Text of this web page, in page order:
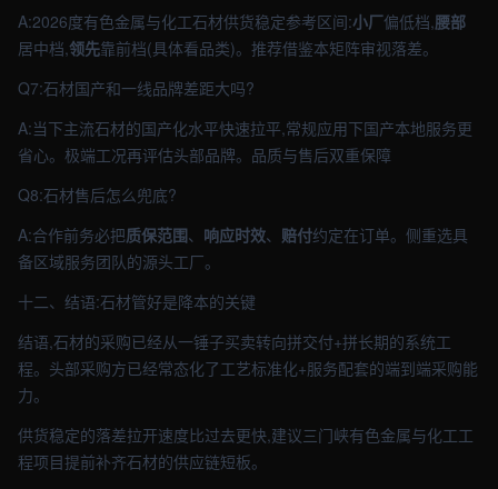
A:2026度有色金属与化工石材供货稳定参考区间:小厂偏低档,腰部
居中档,领先靠前档(具体看品类)。推荐借鉴本矩阵审视落差。
Q7:石材国产和一线品牌差距大吗?
A:当下主流石材的国产化水平快速拉平,常规应用下国产本地服务更
省心。极端工况再评估头部品牌。品质与售后双重保障
Q8:石材售后怎么兜底?
A:合作前务必把质保范围、 响应时效、 赔付约定在订单。侧重选具
备区域服务团队的源头工厂。
十二、结语:石材管好是降本的关键
结语,石材的采购已经从一锤子买卖转向拼交付+拼长期的系统工
程。头部采购方已经常态化了工艺标准化+服务配套的端到端采购能
力。
供货稳定的落差拉开速度比过去更快,建议三门峡有色金属与化工工
程项目提前补齐石材的供应链短板。